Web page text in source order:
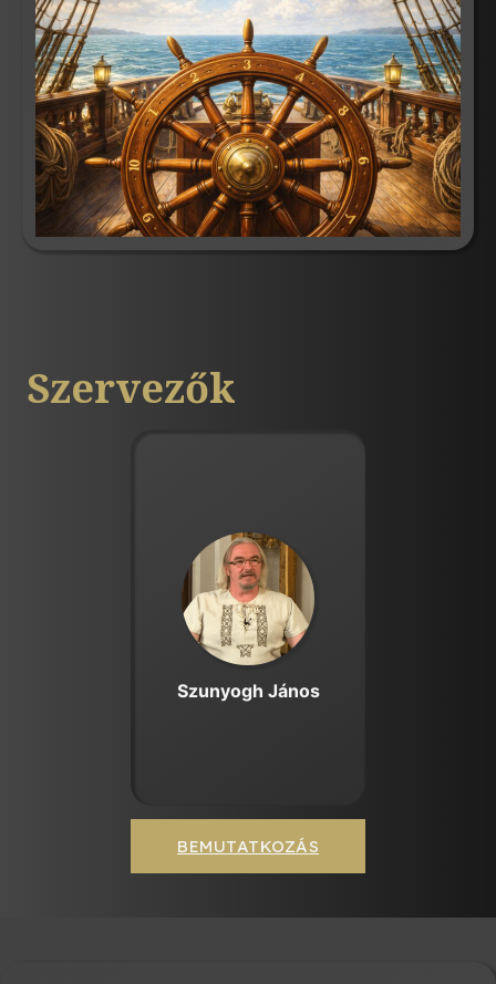
Szervezők
Szunyogh János
BEMUTATKOZÁS